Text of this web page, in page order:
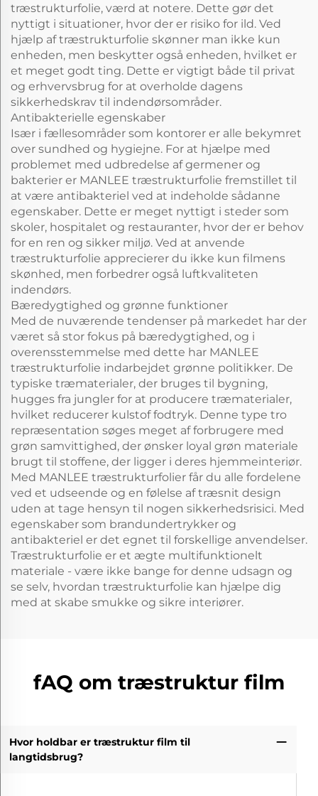
træstrukturfolie, værd at notere. Dette gør det
nyttigt i situationer, hvor der er risiko for ild. Ved
hjælp af træstrukturfolie skønner man ikke kun
enheden, men beskytter også enheden, hvilket er
et meget godt ting. Dette er vigtigt både til privat
og erhvervsbrug for at overholde dagens
sikkerhedskrav til indendørsområder.
Antibakterielle egenskaber
Især i fællesområder som kontorer er alle bekymret
over sundhed og hygiejne. For at hjælpe med
problemet med udbredelse af germener og
bakterier er MANLEE træstrukturfolie fremstillet til
at være antibakteriel ved at indeholde sådanne
egenskaber. Dette er meget nyttigt i steder som
skoler, hospitalet og restauranter, hvor der er behov
for en ren og sikker miljø. Ved at anvende
træstrukturfolie apprecierer du ikke kun filmens
skønhed, men forbedrer også luftkvaliteten
indendørs.
Bæredygtighed og grønne funktioner
Med de nuværende tendenser på markedet har der
været så stor fokus på bæredygtighed, og i
overensstemmelse med dette har MANLEE
træstrukturfolie indarbejdet grønne politikker. De
typiske træmaterialer, der bruges til bygning,
hugges fra jungler for at producere træmaterialer,
hvilket reducerer kulstof fodtryk. Denne type tro
repræsentation søges meget af forbrugere med
grøn samvittighed, der ønsker loyal grøn materiale
brugt til stoffene, der ligger i deres hjemmeinteriør.
Med MANLEE træstrukturfolier får du alle fordelene
ved et udseende og en følelse af træsnit design
uden at tage hensyn til nogen sikkerhedsrisici. Med
egenskaber som brandundertrykker og
antibakteriel er det egnet til forskellige anvendelser.
Træstrukturfolie er et ægte multifunktionelt
materiale - være ikke bange for denne udsagn og
se selv, hvordan træstrukturfolie kan hjælpe dig
med at skabe smukke og sikre interiører.
fAQ om træstruktur film
Hvor holdbar er træstruktur film til
langtidsbrug?